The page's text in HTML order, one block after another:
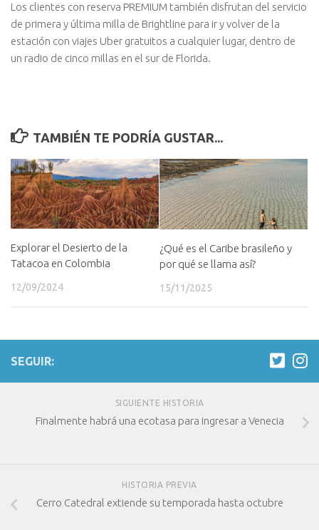
Los clientes con reserva PREMIUM también disfrutan del servicio
de primera y última milla de Brightline para ir y volver de la
estación con viajes Uber gratuitos a cualquier lugar, dentro de
un radio de cinco millas en el sur de Florida.
TAMBIÉN TE PODRÍA GUSTAR...
Explorar el Desierto de la
Tatacoa en Colombia
12/09/2024
¿Qué es el Caribe brasileño y
por qué se llama así?
15/11/2025
SEGUIR:
SIGUIENTE HISTORIA
Finalmente habrá una ecotasa para ingresar a Venecia
HISTORIA PREVIA
Cerro Catedral extiende su temporada hasta octubre